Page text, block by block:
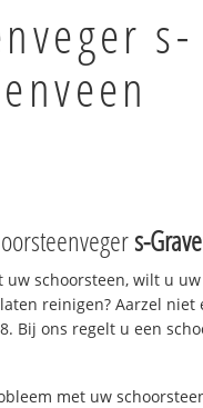
s-
s-
uw schoorsteen, wilt u
reinigen? Aarzel
Bij ons regelt u een
met uw